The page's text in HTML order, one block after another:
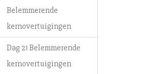
Belemmerende
kernovertuigingen
Dag 21 Belemmerende
kernovertuigingen